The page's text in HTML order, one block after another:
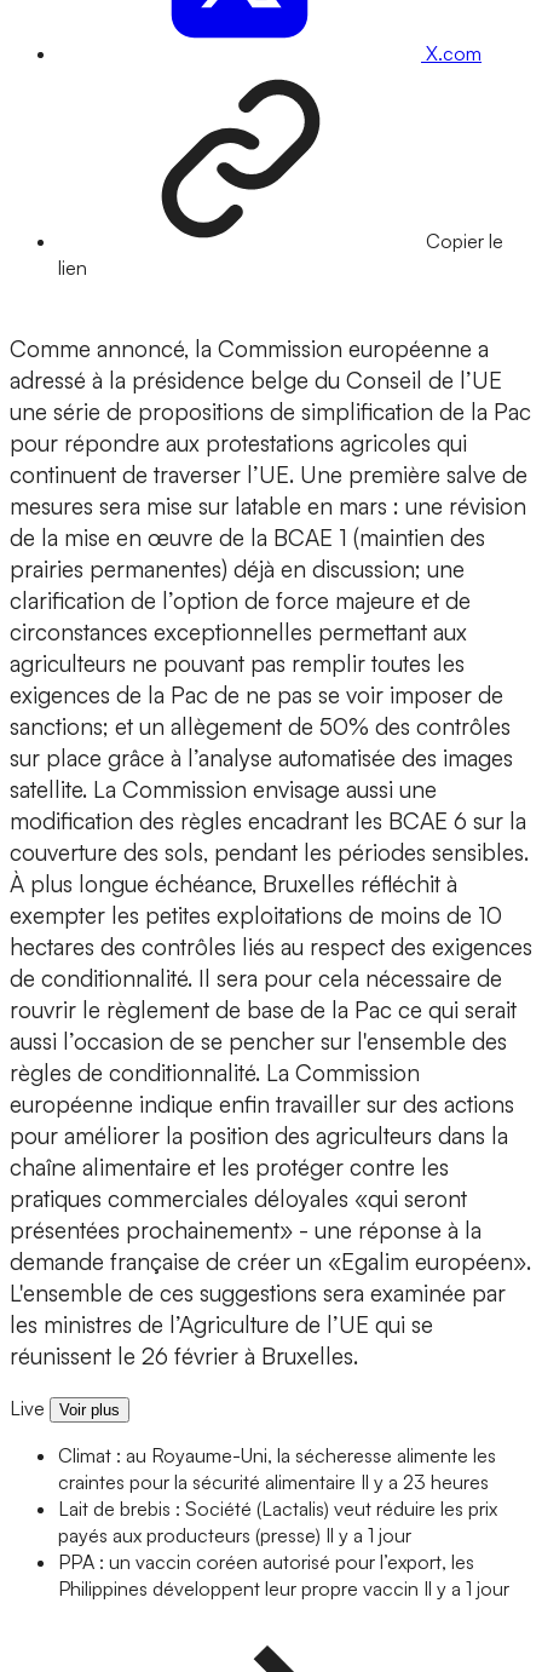
X.com
Copier le
lien
Comme annoncé, la Commission européenne a
adressé à la présidence belge du Conseil de l’UE
une série de propositions de simplification de la Pac
pour répondre aux protestations agricoles qui
continuent de traverser l’UE. Une première salve de
mesures sera mise sur latable en mars : une révision
de la mise en œuvre de la BCAE 1 (maintien des
prairies permanentes) déjà en discussion; une
clarification de l’option de force majeure et de
circonstances exceptionnelles permettant aux
agriculteurs ne pouvant pas remplir toutes les
exigences de la Pac de ne pas se voir imposer de
sanctions; et un allègement de 50% des contrôles
sur place grâce à l’analyse automatisée des images
satellite. La Commission envisage aussi une
modification des règles encadrant les BCAE 6 sur la
couverture des sols, pendant les périodes sensibles.
À plus longue échéance, Bruxelles réfléchit à
exempter les petites exploitations de moins de 10
hectares des contrôles liés au respect des exigences
de conditionnalité. Il sera pour cela nécessaire de
rouvrir le règlement de base de la Pac ce qui serait
aussi l’occasion de se pencher sur l'ensemble des
règles de conditionnalité. La Commission
européenne indique enfin travailler sur des actions
pour améliorer la position des agriculteurs dans la
chaîne alimentaire et les protéger contre les
pratiques commerciales déloyales «qui seront
présentées prochainement» - une réponse à la
demande française de créer un «Egalim européen».
L'ensemble de ces suggestions sera examinée par
les ministres de l’Agriculture de l’UE qui se
réunissent le 26 février à Bruxelles.
Live Voir plus
Climat : au Royaume-Uni, la sécheresse alimente les
craintes pour la sécurité alimentaire Il y a 23 heures
Lait de brebis : Société (Lactalis) veut réduire les prix
payés aux producteurs (presse) Il y a 1 jour
PPA : un vaccin coréen autorisé pour l’export, les
Philippines développent leur propre vaccin Il y a 1 jour